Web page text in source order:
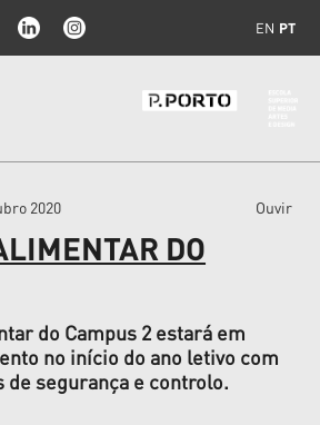
EN PT
2020 Ouvir
DO
do Campus 2 estará em
no início do ano letivo com
de segurança e controlo.